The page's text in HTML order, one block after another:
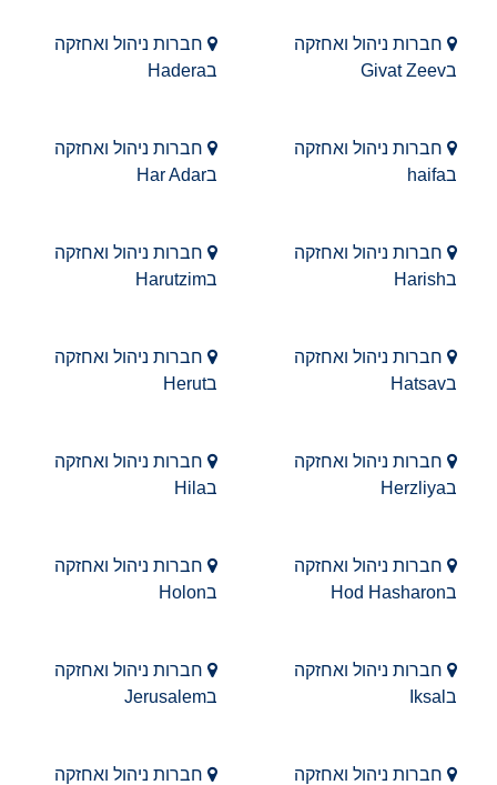
חברות ניהול ואחזקה
בGivat Zeev
חברות ניהול ואחזקה
בHadera
חברות ניהול ואחזקה
בhaifa
חברות ניהול ואחזקה
בHar Adar
חברות ניהול ואחזקה
בHarish
חברות ניהול ואחזקה
בHarutzim
חברות ניהול ואחזקה
בHatsav
חברות ניהול ואחזקה
בHerut
חברות ניהול ואחזקה
בHerzliya
חברות ניהול ואחזקה
בHila
חברות ניהול ואחזקה
בHod Hasharon
חברות ניהול ואחזקה
בHolon
חברות ניהול ואחזקה
בIksal
חברות ניהול ואחזקה
בJerusalem
חברות ניהול ואחזקה
חברות ניהול ואחזקה